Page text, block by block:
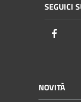
SEGUICI
NOVITÀ